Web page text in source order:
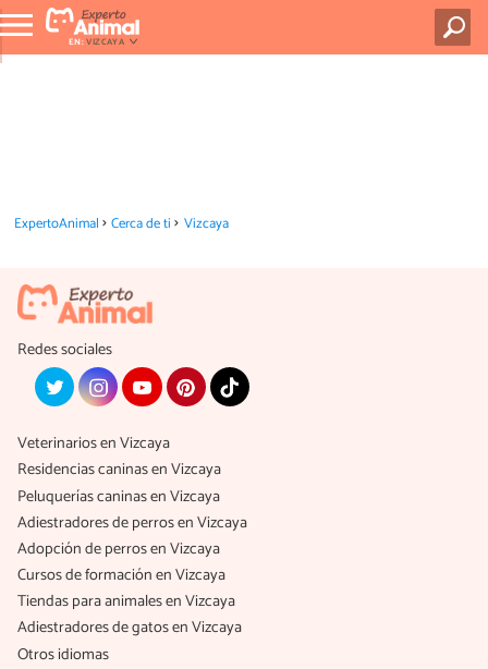
EN:VIZCAYA
ExpertoAnimal Cerca de ti Vizcaya
Redes sociales
Veterinarios en Vizcaya
Residencias caninas en Vizcaya
Peluquerías caninas en Vizcaya
Adiestradores de perros en Vizcaya
Adopción de perros en Vizcaya
Cursos de formación en Vizcaya
Tiendas para animales en Vizcaya
Adiestradores de gatos en Vizcaya
Otros idiomas